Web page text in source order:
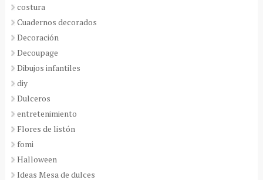
costura
Cuadernos decorados
Decoración
Decoupage
Dibujos infantiles
diy
Dulceros
entretenimiento
Flores de listón
fomi
Halloween
Ideas Mesa de dulces